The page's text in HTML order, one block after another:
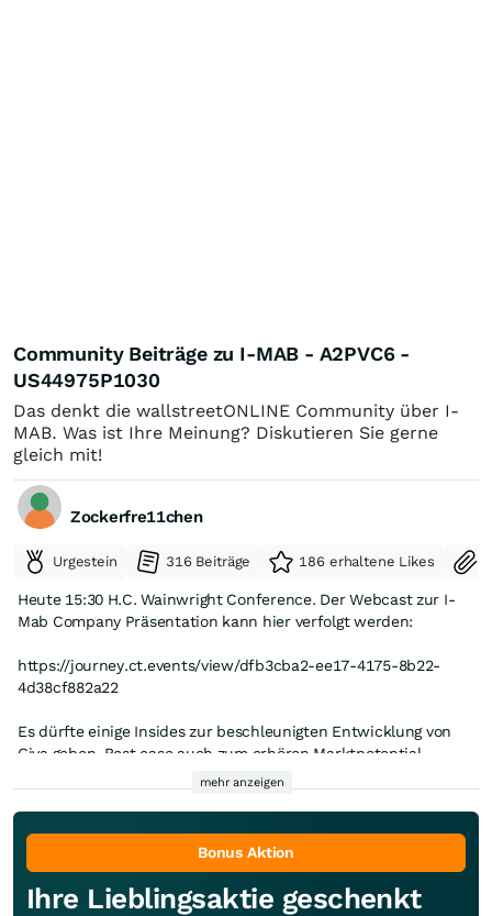
Community Beiträge zu I-MAB - A2PVC6 -
US44975P1030
Das denkt die wallstreetONLINE Community über I-
MAB. Was ist Ihre Meinung? Diskutieren Sie gerne
gleich mit!
Zockerfre11chen
Urgestein 316 Beiträge 186 erhaltene Likes
Heute 15:30 H.C. Wainwright Conference. Der Webcast zur I-
Mab Company Präsentation kann hier verfolgt werden:
https://journey.ct.events/view/dfb3cba2-ee17-4175-8b22-
4d38cf882a22
Es dürfte einige Insides zur beschleunigten Entwicklung von
Giva geben, Best case auch zum erhören Marktpotential.
durch TJ Biopharma und zu den erweiterten Kohorten mit Ragi
durch ABL Bio. Schauen wir mal.
mehr anzeigen
Bonus Aktion
Ihre Lieblingsaktie geschenkt